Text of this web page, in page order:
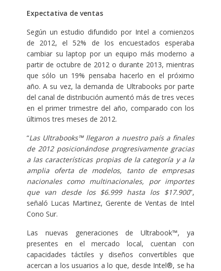
Expectativa de ventas
Según un estudio difundido por Intel a comienzos
de 2012, el 52% de los encuestados esperaba
cambiar su laptop por un equipo más moderno a
partir de octubre de 2012 o durante 2013, mientras
que sólo un 19% pensaba hacerlo en el próximo
año. A su vez, la demanda de Ultrabooks por parte
del canal de distribución aumentó más de tres veces
en el primer trimestre del año, comparado con los
últimos tres meses de 2012.
“Las Ultrabooks™ llegaron a nuestro país a finales
de 2012 posicionándose progresivamente gracias
a las características propias de la categoría y a la
amplia oferta de modelos, tanto de empresas
nacionales como multinacionales, por importes
que van desde los $6.999 hasta los $17.900”,
señaló Lucas Martinez, Gerente de Ventas de Intel
Cono Sur.
Las nuevas generaciones de Ultrabook™, ya
presentes en el mercado local, cuentan con
capacidades táctiles y diseños convertibles que
acercan a los usuarios a lo que, desde Intel®, se ha